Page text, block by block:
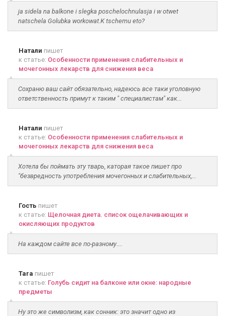
ja sidela na balkone i slegka poschelochnulasja i w otwet
natschela Golubka workowat.K tschemu eto?
Натали пишет
к статье: Особенности применения слабительных и
мочегонных лекарств для снижения веса
Сохраню ваш сайт обязательно, надеюсь все таки уголовную
ответственность примут к таким " специалистам" как...
Натали пишет
к статье: Особенности применения слабительных и
мочегонных лекарств для снижения веса
Хотела бы поймать эту тварь, каторая такое пишет про
"безвредность употребления мочегонных и слабительных,...
Гость пишет
к статье: Щелочная диета. список ощелачивающих и
окисляющих продуктов
На каждом сайте все по-разному....
Tara пишет
к статье: Голубь сидит на балконе или окне: народные
предметы
Ну это же символизм, как сонник: это значит одно из